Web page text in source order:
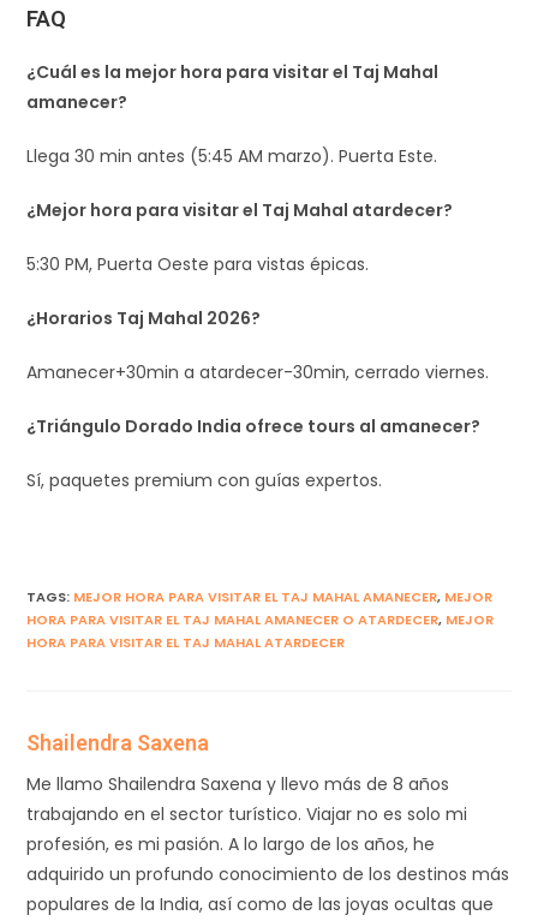
FAQ
¿Cuál es la mejor hora para visitar el Taj Mahal
amanecer?
Llega 30 min antes (5:45 AM marzo). Puerta Este.​
¿Mejor hora para visitar el Taj Mahal atardecer?
5:30 PM, Puerta Oeste para vistas épicas.​
¿Horarios Taj Mahal 2026?
Amanecer+30min a atardecer-30min, cerrado viernes.​
¿Triángulo Dorado India ofrece tours al amanecer?
Sí, paquetes premium con guías expertos.
TAGS: MEJOR HORA PARA VISITAR EL TAJ MAHAL AMANECER, MEJOR
HORA PARA VISITAR EL TAJ MAHAL AMANECER O ATARDECER, MEJOR
HORA PARA VISITAR EL TAJ MAHAL ATARDECER
Shailendra Saxena
Me llamo Shailendra Saxena y llevo más de 8 años
trabajando en el sector turístico. Viajar no es solo mi
profesión, es mi pasión. A lo largo de los años, he
adquirido un profundo conocimiento de los destinos más
populares de la India, así como de las joyas ocultas que